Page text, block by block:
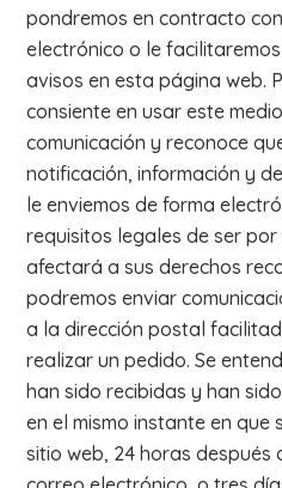
pondremos en contracto
electrónico o le
avisos en esta página web.
consiente en usar este
comunicación y reconoce
notificación, información y
le enviemos de forma
requisitos legales de ser
afectará a sus derechos
podremos enviar
a la dirección postal
realizar un pedido. Se
han sido recibidas y han
en el mismo instante en que
sitio web, 24 horas después